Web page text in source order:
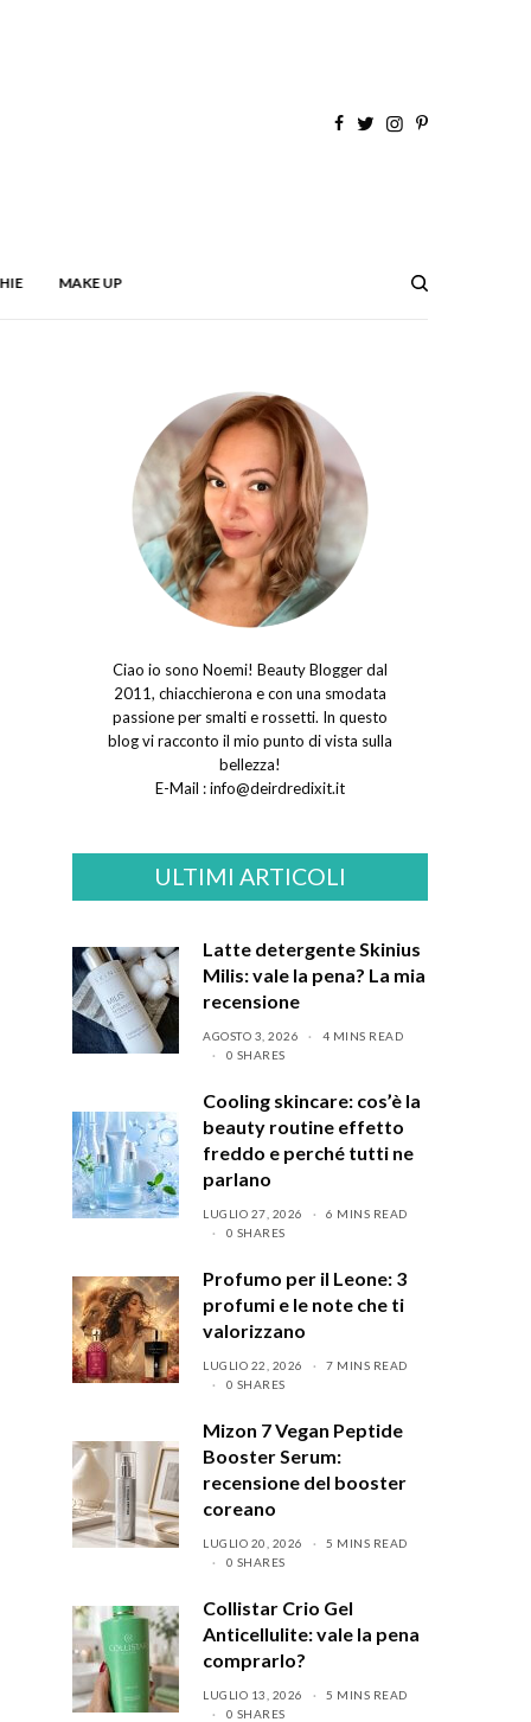
MAKE UP
Ciao io sono Noemi! Beauty Blogger dal
2011, chiacchierona e con una smodata
passione per smalti e rossetti. In questo
blog vi racconto il mio punto di vista sulla
bellezza!
E-Mail :info@deirdredixit.it
ULTIMI ARTICOLI
Latte detergente Skinius
Milis: vale la pena? La mia
recensione
AGOSTO 3, 2026
4 MINS READ
0 SHARES
Cooling skincare: cos’è la
beauty routine effetto
freddo e perché tutti ne
parlano
LUGLIO 27, 2026
6 MINS READ
0 SHARES
Profumo per il Leone: 3
profumi e le note che ti
valorizzano
LUGLIO 22, 2026
7 MINS READ
0 SHARES
Mizon 7 Vegan Peptide
Booster Serum:
recensione del booster
coreano
LUGLIO 20, 2026
5 MINS READ
0 SHARES
Collistar Crio Gel
Anticellulite: vale la pena
comprarlo?
LUGLIO 13, 2026
5 MINS READ
0 SHARES